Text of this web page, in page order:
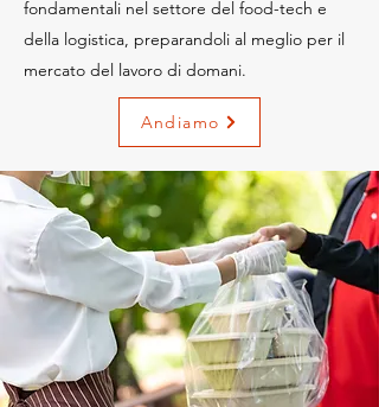
fondamentali nel settore del food-tech e
della logistica, preparandoli al meglio per il
mercato del lavoro di domani.
Andiamo